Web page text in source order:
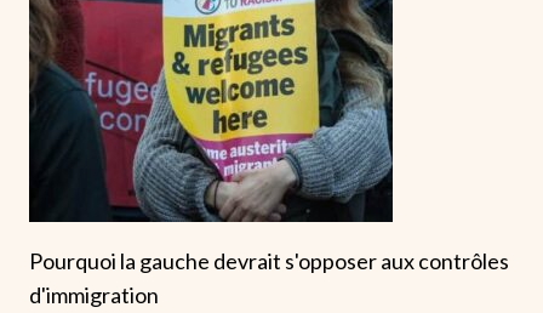
Pourquoi la gauche devrait s'opposer aux contrôles
d'immigration